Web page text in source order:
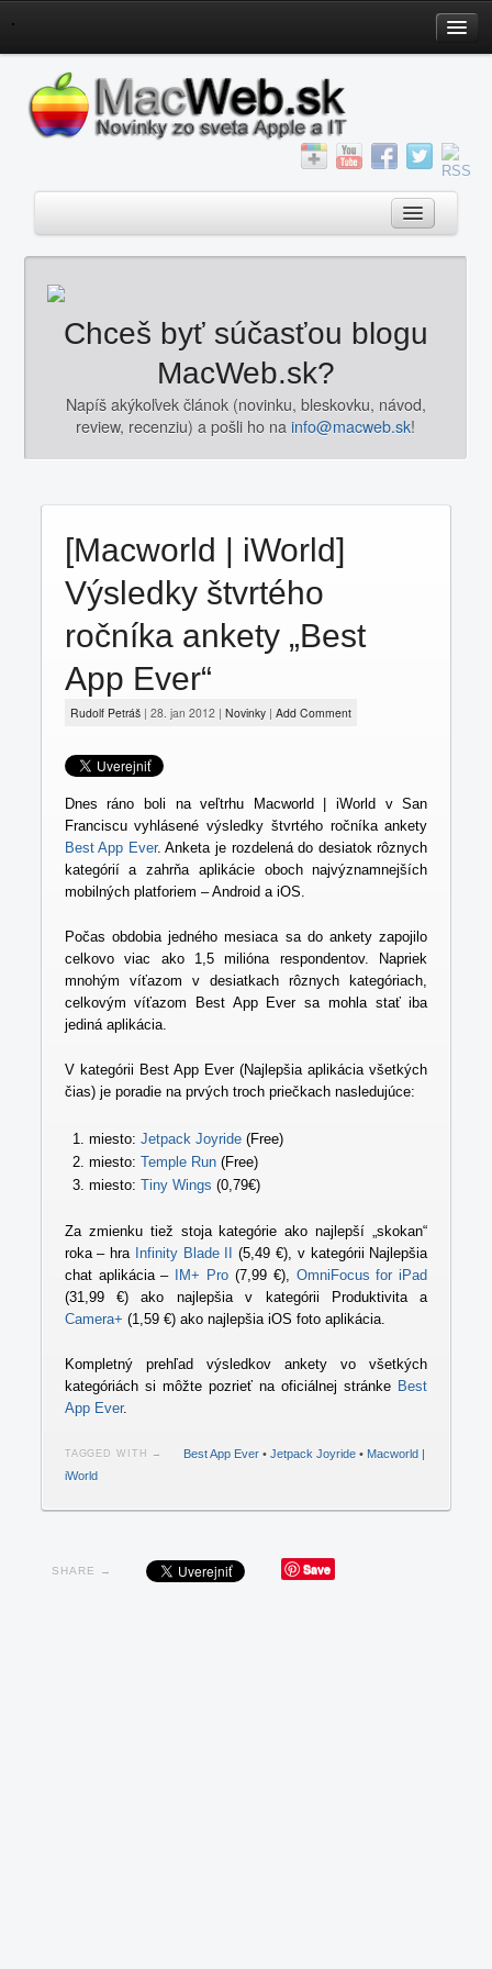
Fórum
Poradňa
Kontakt
Mac
Aktualizácie
Software
Jailbreak
Fámy
Chceš byť súčasťou blogu
MacWeb.sk?
Napíš akýkoľvek článok (novinku, bleskovku, návod,
review, recenziu) a pošli ho nainfo@macweb.sk!
[Macworld | iWorld]
Výsledky štvrtého
ročníka ankety „Best
App Ever“
Rudolf Petráš| 28. jan 2012| Novinky| Add Comment
Dnes ráno boli na veľtrhu Macworld | iWorld v San
Franciscu vyhlásené výsledky štvrtého ročníka ankety
Best App Ever. Anketa je rozdelená do desiatok rôznych
kategórií a zahrňa aplikácie oboch najvýznamnejších
mobilných platforiem – Android a iOS.
Počas obdobia jedného mesiaca sa do ankety zapojilo
celkovo viac ako 1,5 milióna respondentov. Napriek
mnohým víťazom v desiatkach rôznych kategóriach,
celkovým víťazom Best App Ever sa mohla stať iba
jediná aplikácia.
V kategórii Best App Ever (Najlepšia aplikácia všetkých
čias) je poradie na prvých troch priečkach nasledujúce:
miesto: Jetpack Joyride(Free)
miesto: Temple Run(Free)
miesto: Tiny Wings (0,79€)
Za zmienku tiež stoja kategórie ako najlepší „skokan“
roka – hra Infinity Blade II
(5,49 €), v kategórii Najlepšia
chat aplikácia –
IM+ Pro (7,99 €), OmniFocus for iPad
(31,99 €) ako najlepšia v kategórii Produktivita a
Camera+ (1,59 €) ako najlepšia iOS foto aplikácia.
Kompletný prehľad výsledkov ankety vo všetkých
kategóriách si môžte pozrieť na oficiálnej stránke Best
App Ever.
TAGGED WITH → Best App Ever •Jetpack Joyride • Macworld |
iWorld
SHARE → Save